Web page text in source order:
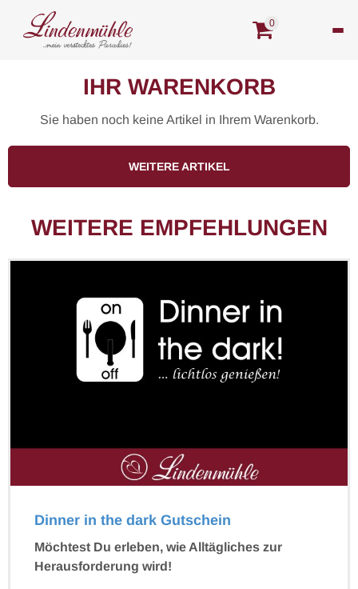
0
IHR WARENKORB
Sie haben noch keine Artikel in Ihrem Warenkorb.
WEITERE ARTIKEL
WEITERE EMPFEHLUNGEN
Dinner in the dark Gutschein
Möchtest Du erleben, wie Alltägliches zur
Herausforderung wird!